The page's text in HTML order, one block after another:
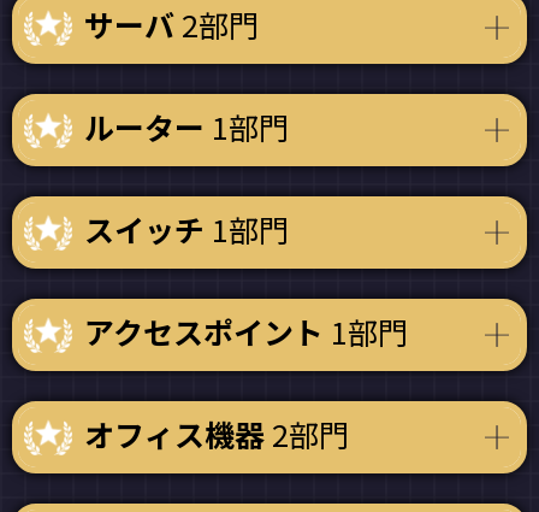
サーバ2部門
ルーター 1部門
スイッチ 1部門
アクセスポイント 1部門
オフィス機器2部門